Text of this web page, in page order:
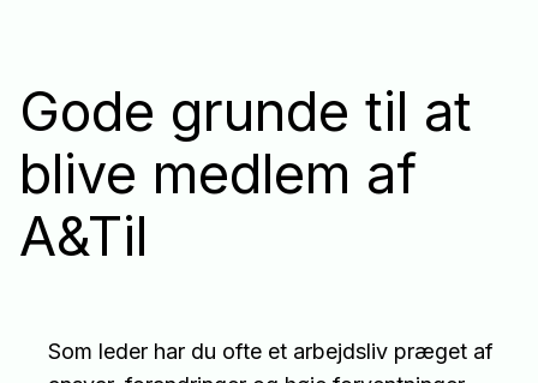
Gode grunde til at
blive medlem af
A&Til
Som leder har du ofte et arbejdsliv præget af